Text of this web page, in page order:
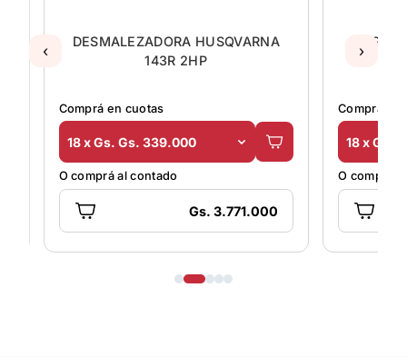
DESMALEZADORA HUSQVARNA
143R 2HP
Comprá en cuotas
18 x Gs. Gs. 339.000
O comprá al contado
Gs. 3.771.000
Comprá en
18 x Gs.
O comprá
‹ ›